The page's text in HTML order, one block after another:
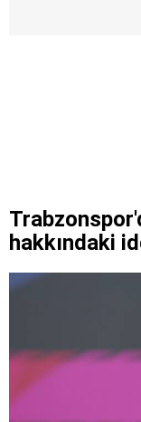
hakkındaki